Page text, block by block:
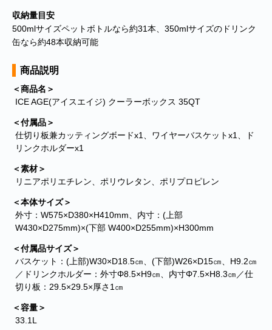
収納量目安
500mlサイズペットボトルなら約31本、350mlサイズのドリンク
缶なら約48本収納可能
商品説明
＜商品名＞
ICE AGE(アイスエイジ) クーラーボックス 35QT
＜付属品＞
仕切り板兼カッティングボードx1、ワイヤーバスケットx1、ド
リンクホルダーx1
＜素材＞
リニアポリエチレン、ポリウレタン、ポリプロピレン
＜本体サイズ＞
外寸：W575×D380×H410mm、内寸：(上部
W430×D275mm)×(下部 W400×D255mm)×H300mm
＜付属品サイズ＞
バスケット：(上部)W30×D18.5㎝、(下部)W26×D15㎝、H9.2㎝
／ドリンクホルダー：外寸Φ8.5×H9㎝、内寸Φ7.5×H8.3㎝／仕
切り板：29.5×29.5×厚さ1㎝
＜容量＞
33.1L
年12月31日～2025年1月5日まで休業させていただきます。年内出
荷は12月30日 13:00ご注文分まで、年始は1月6日より開始いたしま
す。休業期間中にいただきましたご注文やお問い合わせ等に関しま
しては、1月6日より順次対応させていただきます。お客様にはご不
便をおかけ致しますが、何卒ご了承くださいますようお願い申し上
げます。
**当店を騙る不審なメールにご注意ください**
であるかのように装い、「Marco-Line」からの荷物が配送される旨
の偽のEメールが届くというお問い合わせが多数寄せられていま
す。当店で注文をしていないのにこのようなメールが届くなど、身
に覚えのない場合は、メールを開いたり、メール内のリンクをタッ
プしたり絶対にしないようご注意ください。なお、ご不明の場合
は、弊社またはヤマト運輸に直接お問い合わせください。〔 2024
**夏期休業日のお知らせ**